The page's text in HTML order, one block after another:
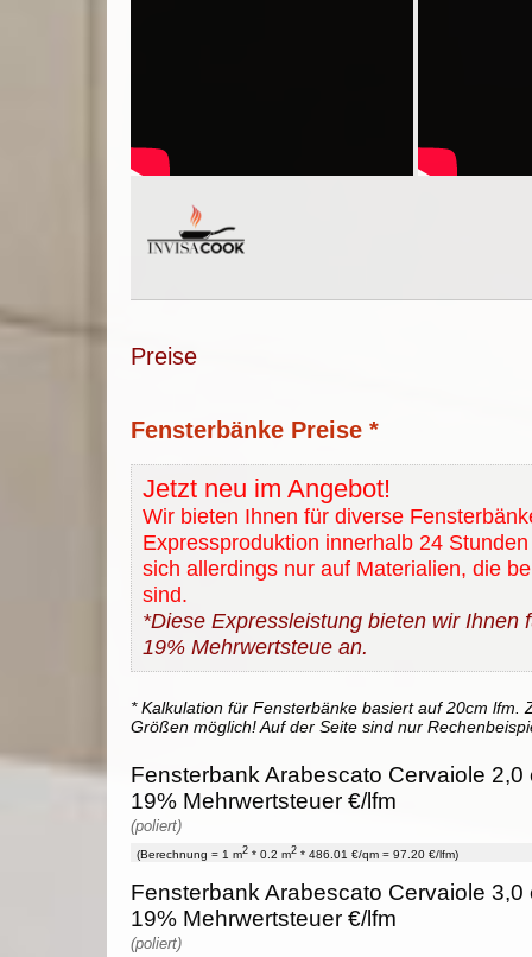
Preise
Fensterbänke Preise *
Jetzt neu im Angebot!
Wir bieten Ihnen für diverse
Expressproduktion innerhalb 24
sich allerdings nur auf Materialien, die
sind.
*Diese Expressleistung bieten wir Ihnen
19% Mehrwertsteue an.
* Kalkulation für Fensterbänke basiert auf 20cm lfm.
Größen möglich! Auf der Seite sind nur
Fensterbank Arabescato Cervaiole 2,0
19% Mehrwertsteuer €/lfm
(poliert)
(Berechnung = 1 m2 * 0.2 m2 * 486.01 €/qm = 97.20 €/lfm)
Fensterbank Arabescato Cervaiole 3,0
19% Mehrwertsteuer €/lfm
(poliert)